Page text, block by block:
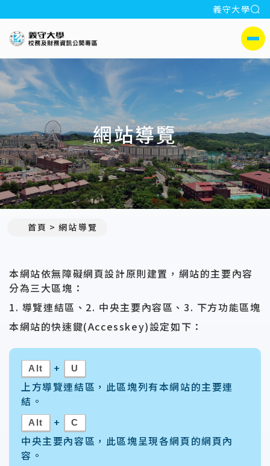
:::
義守大學
義守大學校務及財務公開專區
側選單
網站導覽
首頁 網站導覽
本網站依無障礙網頁設計原則建置，網站的主要內容
分為三大區塊：
1. 導覽連結區、2. 中央主要內容區、3. 下方功能區塊
本網站的快速鍵(Accesskey)設定如下：
Alt + U
上方導覽連結區，此區塊列有本網站的主要連
結。
Alt + C
中央主要內容區，此區塊呈現各網頁的網頁內
容。